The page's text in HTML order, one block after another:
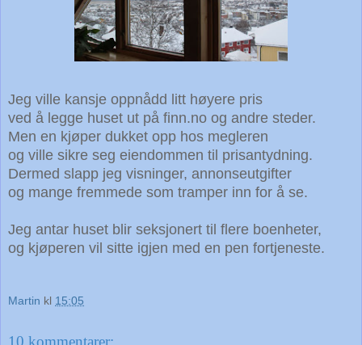
Jeg ville kansje oppnådd litt høyere pris
ved å legge huset ut på finn.no og andre steder.
Men en kjøper dukket opp hos megleren
og ville sikre seg eiendommen til prisantydning.
Dermed slapp jeg visninger, annonseutgifter
og mange fremmede som tramper inn for å se.
Jeg antar huset blir seksjonert til flere boenheter,
og kjøperen vil sitte igjen med en pen fortjeneste.
Martin kl 15:05